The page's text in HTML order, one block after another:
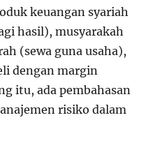
keuangan syariah
hasil), musyarakah
(sewa guna usaha),
dengan margin
itu, ada pembahasan
risiko dalam